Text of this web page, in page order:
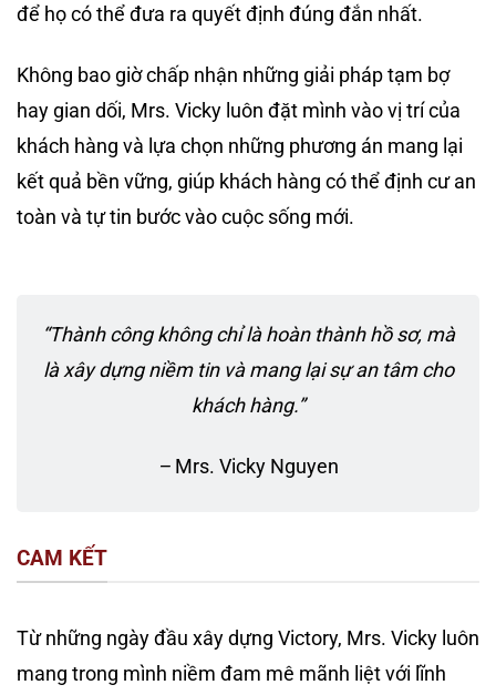
để họ có thể đưa ra quyết định đúng đắn nhất.
Không bao giờ chấp nhận những giải pháp tạm bợ
hay gian dối, Mrs. Vicky luôn đặt mình vào vị trí của
khách hàng và lựa chọn những phương án mang lại
kết quả bền vững, giúp khách hàng có thể định cư an
toàn và tự tin bước vào cuộc sống mới.
“Thành công không chỉ là hoàn thành hồ sơ, mà
là xây dựng niềm tin và mang lại sự an tâm cho
khách hàng.”
– Mrs. Vicky Nguyen
CAM KẾT
Từ những ngày đầu xây dựng Victory, Mrs. Vicky luôn
mang trong mình niềm đam mê mãnh liệt với lĩnh